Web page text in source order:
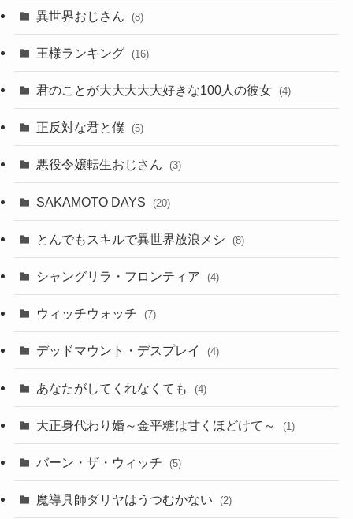
異世界おじさん (8)
王様ランキング (16)
君のことが大大大大大好きな100人の彼女 (4)
正反対な君と僕 (5)
悪役令嬢転生おじさん (3)
SAKAMOTO DAYS (20)
とんでもスキルで異世界放浪メシ (8)
シャングリラ・フロンティア (4)
ウィッチウォッチ (7)
デッドマウント・デスプレイ (4)
あなたがしてくれなくても (4)
大正身代わり婚～金平糖は甘くほどけて～ (1)
バーン・ザ・ウィッチ (5)
魔導具師ダリヤはうつむかない (2)